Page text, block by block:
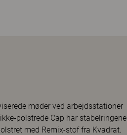
møder ved arbejdsstationer
polstrede Cap har stabelringene
med Remix-stof fra Kvadrat.